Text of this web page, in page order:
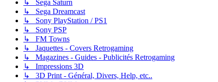
↳ Sega Saturn
↳ Sega Dreamcast
↳ Sony PlayStation / PS1
↳ Sony PSP
↳ FM Towns
↳ Jaquettes - Covers Retrogaming
↳ Magazines - Guides - Publicités Retrogaming
↳ Impressions 3D
↳ 3D Print - Général, Divers, Help, etc..